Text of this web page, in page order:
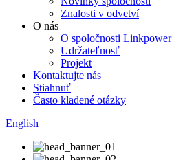
Znalosti v odvetví
O nás
O spoločnosti Linkpower
Udržateľnosť
Projekt
Kontaktujte nás
Stiahnuť
Často kladené otázky
English